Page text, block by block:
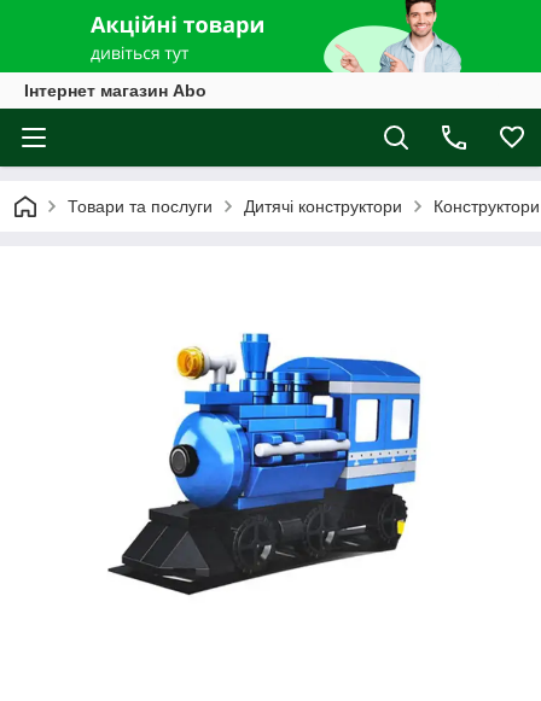
Інтернет магазин Abo
Товари та послуги Дитячі конструктори